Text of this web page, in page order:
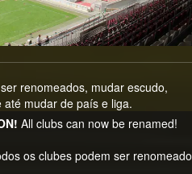
renomeados, mudar escudo,
mudar de país e liga.
All clubs can now be renamed!
os clubes podem ser